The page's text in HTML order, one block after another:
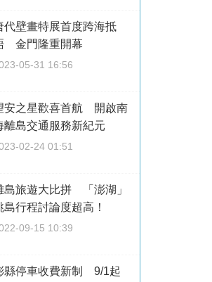
代壁畫特展首度跨海抵
金門隆重開幕
05-31 16:56
安之星歡喜首航 開啟南
離島交通服務新紀元
02-24 01:51
島旅遊大比拼 「澎湖」
島行程討論度超高！
09-15 10:39
縣停車收費新制 9/1起